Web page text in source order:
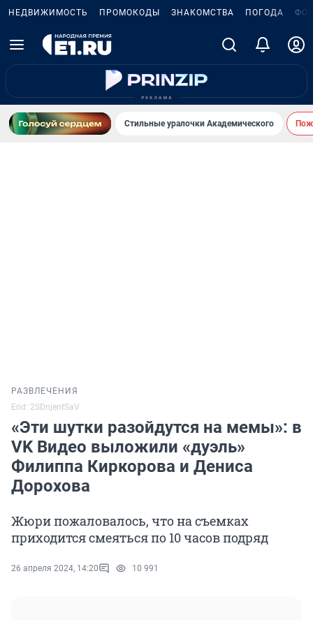
НЕДВИЖИМОСТЬ ПРОМОКОДЫ ЗНАКОМСТВА ПОГОДА
Стильные уралочки Академического
РАЗВЛЕЧЕНИЯ
Erid: 2SDnjentSaV
«Эти шутки разойдутся на мемы»: в
VK Видео выложили «дуэль»
Филиппа Киркорова и Дениса
Дорохова
Жюри пожаловалось, что на съемках
приходится смеяться по 10 часов подряд
26 апреля 2024, 14:20 10 991